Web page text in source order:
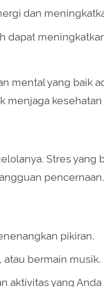
dan
mental yang baik
kesehatan
Stres yang
pikiran.
bermain musik.
aktivitas yang Anda